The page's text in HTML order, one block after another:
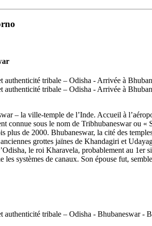
– la ville-temple de l’Inde. Accueil à
connue sous le nom de Tribhubaneswar ou
plus de 2000. Bhubaneswar, la cité des
grottes jaïnes de Khandagiri et
le roi Kharavela, probablement au 1er
les systèmes de canaux. Son épouse fut,